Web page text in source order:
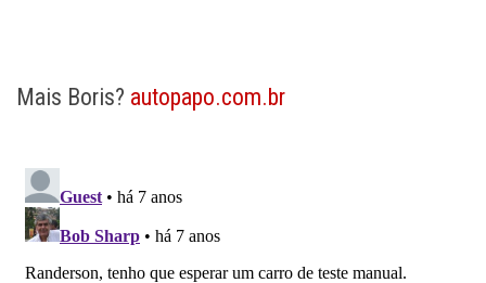
Mais Boris? autopapo.com.br